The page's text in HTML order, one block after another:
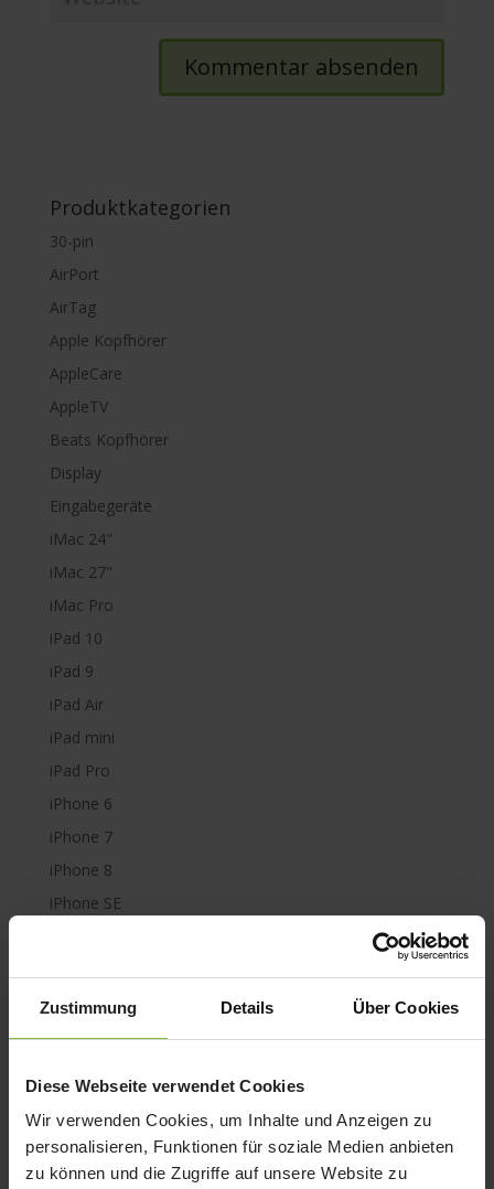
Zustimmung Details Über Cookies
Diese Webseite verwendet Cookies
Wir verwenden Cookies, um Inhalte und Anzeigen zu
personalisieren, Funktionen für soziale Medien anbieten
zu können und die Zugriffe auf unsere Website zu
Produktkategorien
30-pin
AirPort
AirTag
Apple Kopfhörer
AppleCare
AppleTV
Beats Kopfhörer
Display
Eingabegeräte
iMac 24"
iMac 27"
iMac Pro
iPad 10
iPad 9
iPad Air
iPad mini
iPad Pro
iPhone 6
iPhone 7
iPhone 8
iPhone SE
iPod shuffle
iPod touch
Lightning